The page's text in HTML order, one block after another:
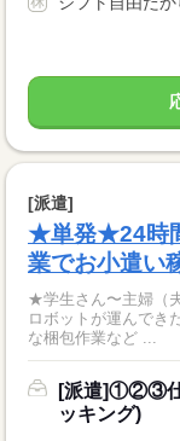
[派遣]
★単発★24時
業でお小遣い
★学生さん〜主婦（
ロボットが運んでき
な梱包作業など ...
[派遣]①②③仕
ッキング)